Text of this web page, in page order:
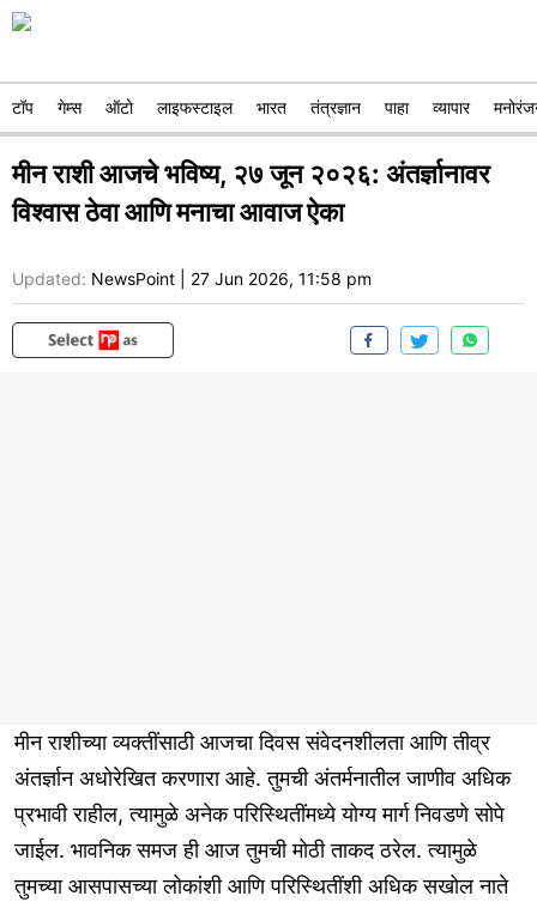
टॉप गेम्स ऑटो लाइफस्टाइल भारत तंत्रज्ञान पाहा व्यापार
मीन राशी आजचे भविष्य, २७ जून २०२६: अंतर्ज्ञानावर
विश्वास ठेवा आणि मनाचा आवाज ऐका
Updated: NewsPoint 27 Jun 2026, 11:58 pm
मीन राशीच्या व्यक्तींसाठी आजचा दिवस संवेदनशीलता आणि तीव्र
अंतर्ज्ञान अधोरेखित करणारा आहे. तुमची अंतर्मनातील जाणीव अधिक
प्रभावी राहील, त्यामुळे अनेक परिस्थितींमध्ये योग्य मार्ग निवडणे सोपे
जाईल. भावनिक समज ही आज तुमची मोठी ताकद ठरेल. त्यामुळे
तुमच्या आसपासच्या लोकांशी आणि परिस्थितींशी अधिक सखोल नाते